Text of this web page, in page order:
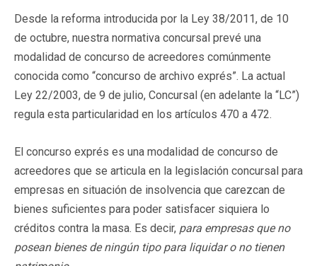
Desde la reforma introducida por la Ley 38/2011, de 10
de octubre, nuestra normativa concursal prevé una
modalidad de concurso de acreedores comúnmente
conocida como “concurso de archivo exprés”. La actual
Ley 22/2003, de 9 de julio, Concursal (en adelante la “LC”)
regula esta particularidad en los artículos 470 a 472.
El concurso exprés es una modalidad de concurso de
acreedores que se articula en la legislación concursal para
empresas en situación de insolvencia que carezcan de
bienes suficientes para poder satisfacer siquiera lo
créditos contra la masa. Es decir, para empresas que no
posean bienes de ningún tipo para liquidar o no tienen